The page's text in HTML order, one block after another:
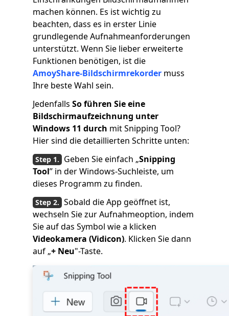
machen können. Es ist wichtig zu
beachten, dass es in erster Linie
grundlegende Aufnahmeanforderungen
unterstützt. Wenn Sie lieber erweiterte
Funktionen benötigen, ist die
AmoyShare-Bildschirmrekorder muss
Ihre beste Wahl sein.
Jedenfalls So führen Sie eine
Bildschirmaufzeichnung unter
Windows 11 durch mit Snipping Tool?
Hier sind die detaillierten Schritte unten:
Geben Sie einfach „Snipping
Tool” in der Windows-Suchleiste, um
dieses Programm zu finden.
Sobald die App geöffnet ist,
wechseln Sie zur Aufnahmeoption, indem
Sie auf das Symbol wie a klicken
Videokamera (Vidicon). Klicken Sie dann
auf „+ Neu"-Taste.